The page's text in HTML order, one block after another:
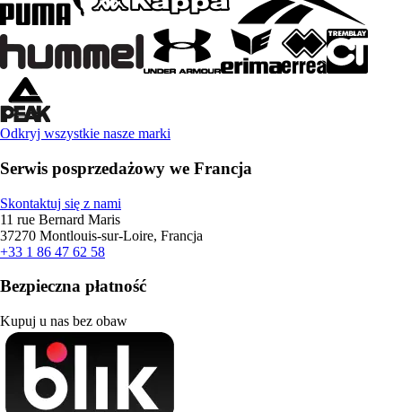
Odkryj wszystkie nasze marki
Serwis posprzedażowy we Francja
Skontaktuj się z nami
11 rue Bernard Maris
37270 Montlouis-sur-Loire, Francja
+33 1 86 47 62 58
Bezpieczna płatność
Kupuj u nas bez obaw